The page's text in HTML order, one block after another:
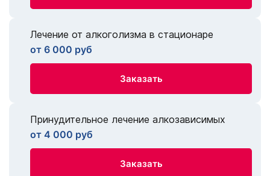
Лечение от алкоголизма в стационаре
от 6 000 руб
Заказать
Принудительное лечение алкозависимых
от 4 000 руб
Заказать